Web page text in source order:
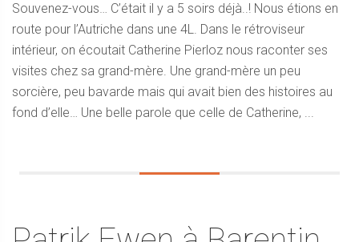
Souvenez-vous… C’était il y a 5 soirs déjà..! Nous étions en
route pour l’Autriche dans une 4L. Dans le rétroviseur
intérieur, on écoutait Catherine Pierloz nous raconter ses
visites chez sa grand-mère. Une grand-mère un peu
sorcière, peu bavarde mais qui avait bien des histoires au
fond d’elle… Une belle parole que celle de Catherine, ...